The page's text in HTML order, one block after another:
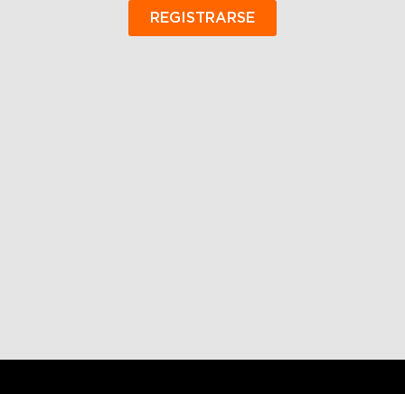
REGISTRARSE